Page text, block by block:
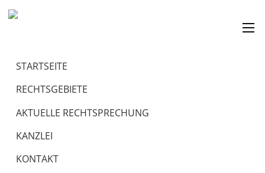
STARTSEITE
RECHTSGEBIETE
AKTUELLE RECHTSPRECHUNG
KANZLEI
KONTAKT